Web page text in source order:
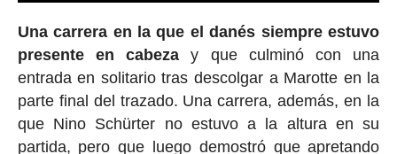
Una carrera en la que el danés siempre estuvo
presente en cabeza y que culminó con una
entrada en solitario tras descolgar a Marotte en la
parte final del trazado. Una carrera, además, en la
que Nino Schürter no estuvo a la altura en su
partida, pero que luego demostró que apretando